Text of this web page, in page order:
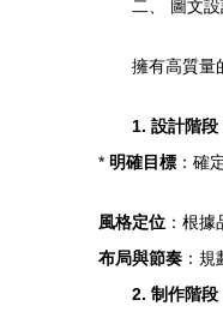
二、 圖文
擁有高質量
1. 設計階
* 明確目標 ：確
風格定位 ：根
布局與節奏 ：
2. 制作階段